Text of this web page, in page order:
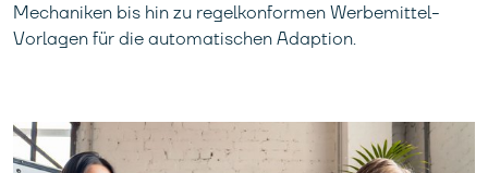
Mechaniken bis hin zu regelkonformen Werbemittel-
Vorlagen für die automatischen Adaption.